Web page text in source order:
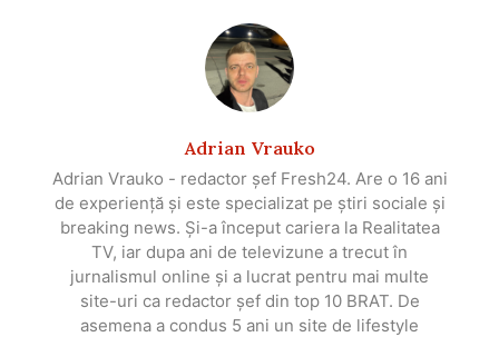
Adrian Vrauko
Adrian Vrauko - redactor șef Fresh24. Are o 16 ani
de experiență și este specializat pe știri sociale și
breaking news. Și-a început cariera la Realitatea
TV, iar dupa ani de televizune a trecut în
jurnalismul online și a lucrat pentru mai multe
site-uri ca redactor șef din top 10 BRAT. De
asemena a condus 5 ani un site de lifestyle